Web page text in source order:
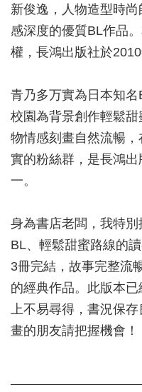
新俊逸，人物造型時
感深度的優質BL作品
權，長鴻出版社於
青乃多万實為日本知
校園為背景創作輕鬆
物情感刻畫自然流暢
實的粉絲群，是長鴻
一。
身為書店老闆，我特
BL、輕鬆甜蜜路線的
3冊完結，故事完整流
的經典作品。此版本
上不易尋得，書況保
畫的朋友請把握機會！